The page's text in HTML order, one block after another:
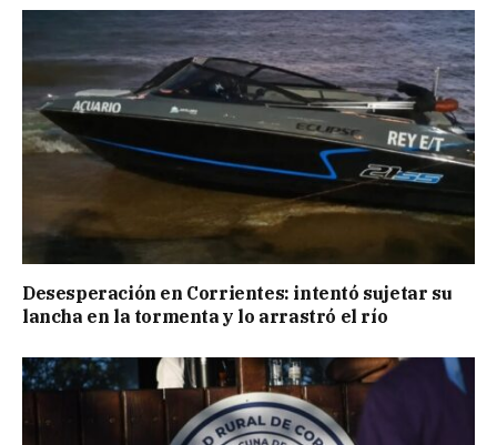
Desesperación en Corrientes: intentó sujetar su
lancha en la tormenta y lo arrastró el río